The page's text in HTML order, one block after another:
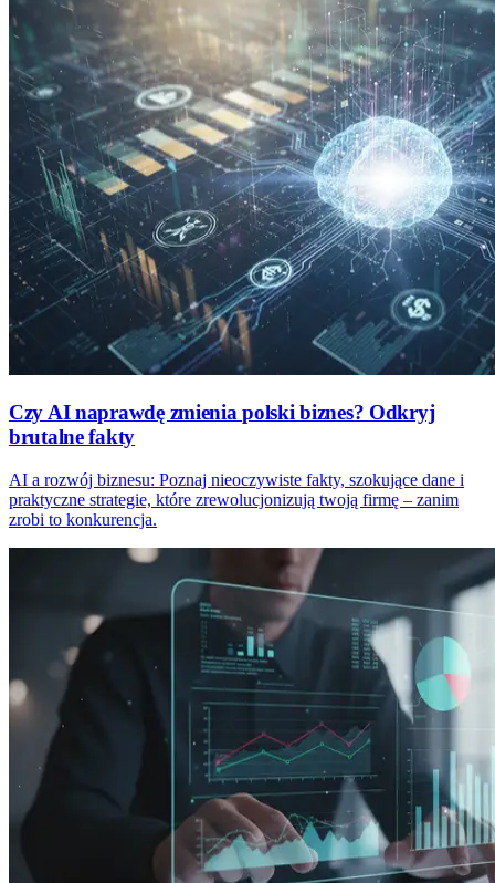
Czy AI naprawdę zmienia polski biznes? Odkryj
brutalne fakty
AI a rozwój biznesu: Poznaj nieoczywiste fakty, szokujące dane i
praktyczne strategie, które zrewolucjonizują twoją firmę – zanim
zrobi to konkurencja.